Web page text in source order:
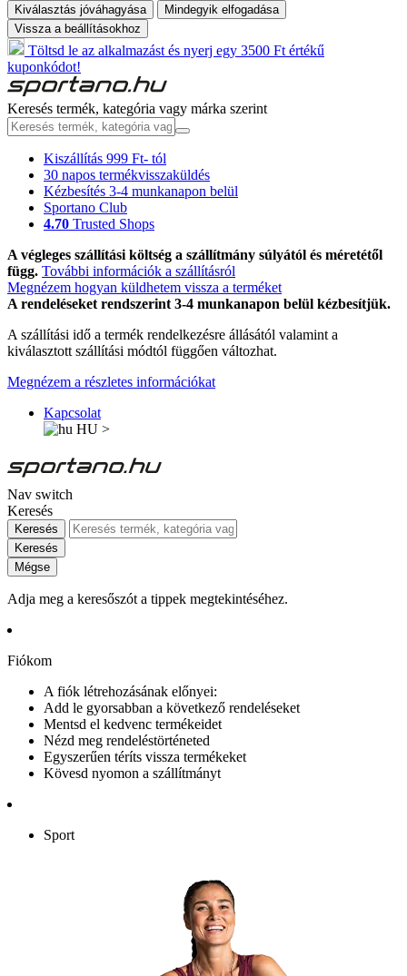
Kiválasztás jóváhagyása
Mindegyik elfogadása
Vissza a beállításokhoz
Töltsd le az alkalmazást és nyerj egy 3500 Ft értékű
kuponkódot!
Keresés termék, kategória vagy márka szerint
Kiszállítás 999 Ft- tól
30 napos termékvisszaküldés
Kézbesítés 3-4 munkanapon belül
Sportano Club
4.70 Trusted Shops
A végleges szállítási költség a szállítmány súlyától és méretétől
függ. További információk a szállításról
Megnézem hogyan küldhetem vissza a terméket
A rendeléseket rendszerint 3-4 munkanapon belül kézbesítjük.
A szállítási idő a termék rendelkezésre állásától valamint a
kiválasztott szállítási módtól függően változhat.
Megnézem a részletes információkat
Kapcsolat
HU >
Nav switch
Keresés
Keresés
Keresés
Mégse
Adja meg a keresőszót a tippek megtekintéséhez.
Fiókom
A fiók létrehozásának előnyei:
Add le gyorsabban a következő rendeléseket
Mentsd el kedvenc termékeidet
Nézd meg rendeléstörténeted
Egyszerűen téríts vissza termékeket
Kövesd nyomon a szállítmányt
Sport